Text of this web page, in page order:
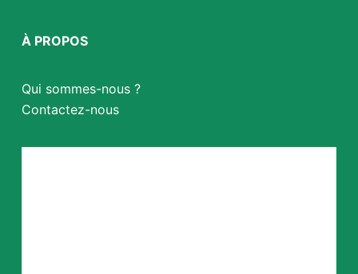
À PROPOS
Qui sommes-nous ?
Contactez-nous